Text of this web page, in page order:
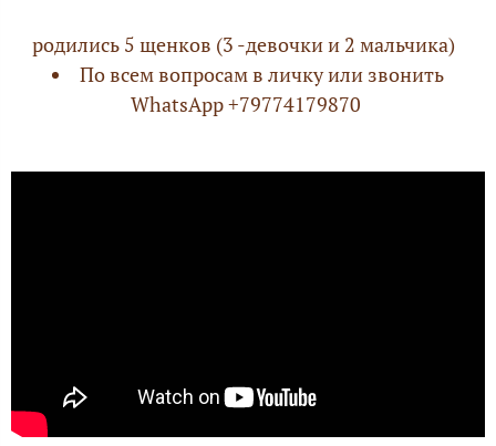
родились 5 щенков (3 -девочки и 2 мальчика)
По всем вопросам в личку или звонить
WhatsApp +79774179870